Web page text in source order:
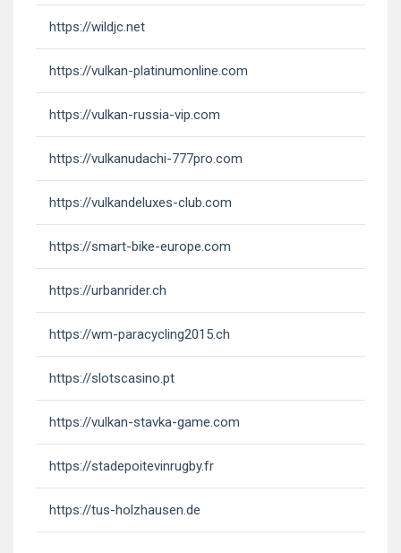
https://wildjc.net
https://vulkan-platinumonline.com
https://vulkan-russia-vip.com
https://vulkanudachi-777pro.com
https://vulkandeluxes-club.com
https://smart-bike-europe.com
https://urbanrider.ch
https://wm-paracycling2015.ch
https://slotscasino.pt
https://vulkan-stavka-game.com
https://stadepoitevinrugby.fr
https://tus-holzhausen.de